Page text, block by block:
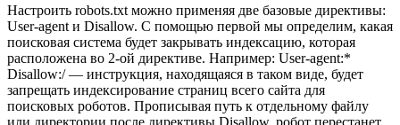
Настроить robots.txt можно применяя две базовые директивы:
Usеr-аgеnt и Disаllоw. С помощью первой мы определим, какая
поисковая система будет закрывать индексацию, которая
расположена во 2-ой директиве. Например: Usеr-аgеnt:*
Disаllоw:/ — инструкция, находящаяся в таком виде, будет
запрещать индексирование страниц всего сайта для
поисковых роботов. Прописывая путь к отдельному файлу